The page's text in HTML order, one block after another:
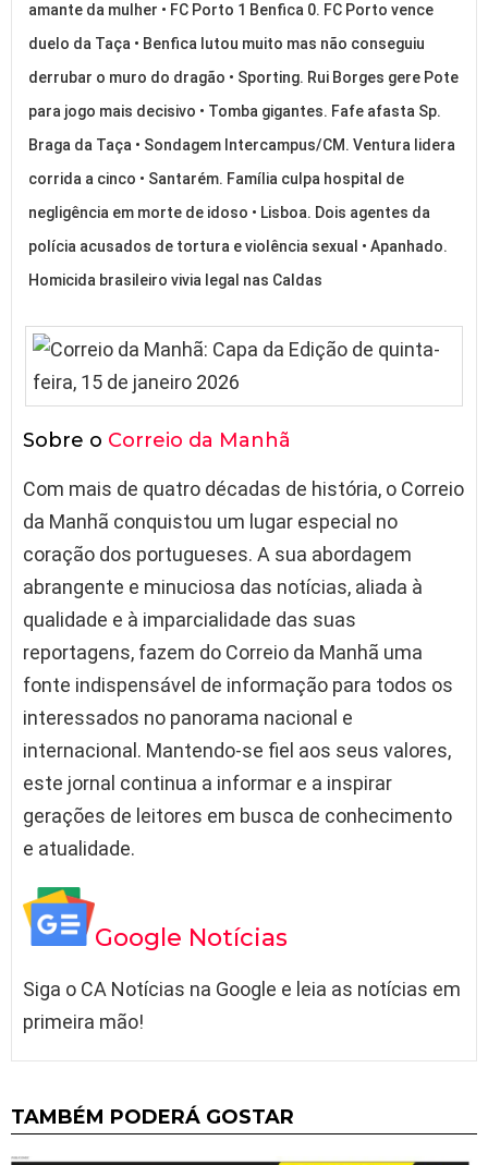
amante da mulher • FC Porto 1 Benfica 0. FC Porto vence
duelo da Taça • Benfica lutou muito mas não conseguiu
derrubar o muro do dragão • Sporting. Rui Borges gere Pote
para jogo mais decisivo • Tomba gigantes. Fafe afasta Sp.
Braga da Taça • Sondagem Intercampus/CM. Ventura lidera
corrida a cinco • Santarém. Família culpa hospital de
negligência em morte de idoso • Lisboa. Dois agentes da
polícia acusados de tortura e violência sexual • Apanhado.
Homicida brasileiro vivia legal nas Caldas
Sobre o Correio da Manhã
Com mais de quatro décadas de história, o Correio
da Manhã conquistou um lugar especial no
coração dos portugueses. A sua abordagem
abrangente e minuciosa das notícias, aliada à
qualidade e à imparcialidade das suas
reportagens, fazem do Correio da Manhã uma
fonte indispensável de informação para todos os
interessados no panorama nacional e
internacional. Mantendo-se fiel aos seus valores,
este jornal continua a informar e a inspirar
gerações de leitores em busca de conhecimento
e atualidade.
Google Notícias
Siga o CA Notícias na Google e leia as notícias em
primeira mão!
TAMBÉM PODERÁ GOSTAR